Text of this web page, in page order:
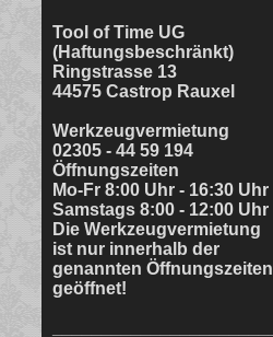
Tool of Time UG
(Haftungsbeschränkt)
Ringstrasse 13
44575 Castrop Rauxel
Werkzeugvermietung
02305 - 44 59 194
Öffnungszeiten
Mo-Fr 8:00 Uhr - 16:30 Uhr
Samstags 8:00 - 12:00 Uhr
Die Werkzeugvermietung
ist nur innerhalb der
genannten Öffnungszeiten
geöffnet!